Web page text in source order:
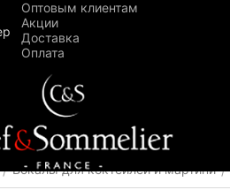
Оптовым клиентам
Акции
Доставка
Оплата
/ Бокалы для коктейлей и мартини /